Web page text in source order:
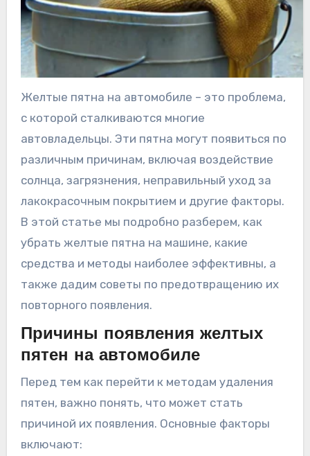
Желтые пятна на автомобиле – это проблема,
с которой сталкиваются многие
автовладельцы. Эти пятна могут появиться по
различным причинам, включая воздействие
солнца, загрязнения, неправильный уход за
лакокрасочным покрытием и другие факторы.
В этой статье мы подробно разберем, как
убрать желтые пятна на машине, какие
средства и методы наиболее эффективны, а
также дадим советы по предотвращению их
повторного появления.
Причины появления желтых
пятен на автомобиле
Перед тем как перейти к методам удаления
пятен, важно понять, что может стать
причиной их появления. Основные факторы
включают: